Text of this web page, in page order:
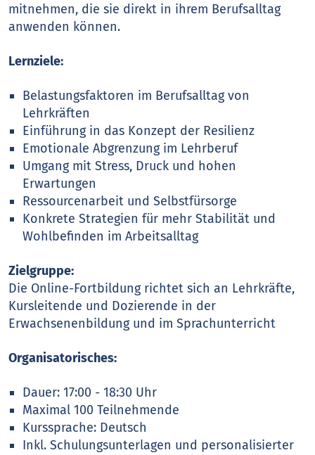
mitnehmen, die sie direkt in ihrem Berufsalltag
anwenden können.
Lernziele:
Belastungsfaktoren im Berufsalltag von
Lehrkräften
Einführung in das Konzept der Resilienz
Emotionale Abgrenzung im Lehrberuf
Umgang mit Stress, Druck und hohen
Erwartungen
Ressourcenarbeit und Selbstfürsorge
Konkrete Strategien für mehr Stabilität und
Wohlbefinden im Arbeitsalltag
Zielgruppe:
Die Online-Fortbildung richtet sich an Lehrkräfte,
Kursleitende und Dozierende in der
Erwachsenenbildung und im Sprachunterricht
Organisatorisches:
Dauer: 17:00 - 18:30 Uhr
Maximal 100 Teilnehmende
Kurssprache: Deutsch
Inkl. Schulungsunterlagen und personalisierter